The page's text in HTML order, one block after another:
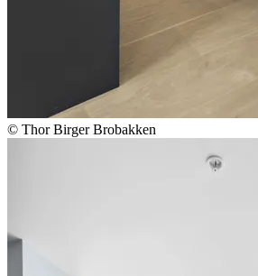
© Thor Birger Brobakken